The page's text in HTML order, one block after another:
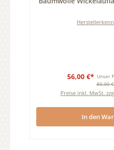
56,00 €* Unser
80,00
Preise inkl. MwSt.
In den